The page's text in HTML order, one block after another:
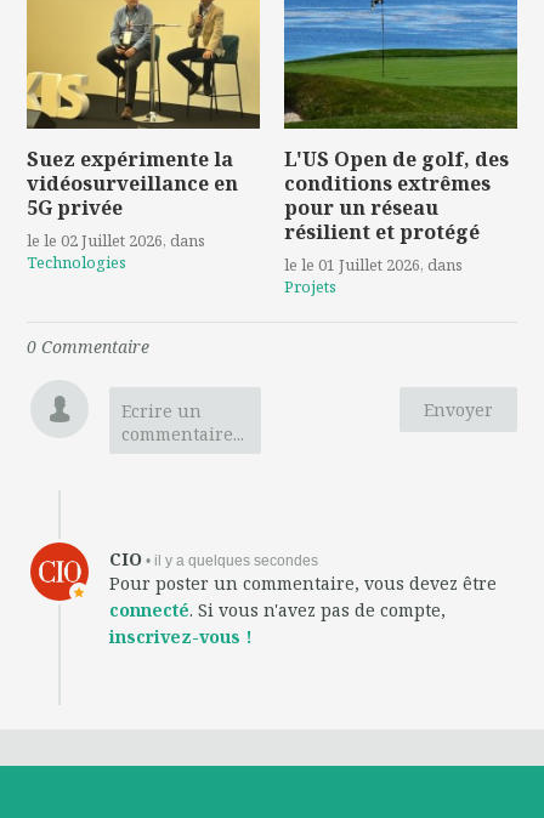
Suez expérimente la
vidéosurveillance en
5G privée
le le 02 Juillet 2026, dans
Technologies
L'US Open de golf, des
conditions extrêmes
pour un réseau
résilient et protégé
le le 01 Juillet 2026, dans
Projets
0 Commentaire
Envoyer
Ecrire un
commentaire...
CIO • il y a quelques secondes
Pour poster un commentaire, vous devez être
connecté. Si vous n'avez pas de compte,
inscrivez-vous !